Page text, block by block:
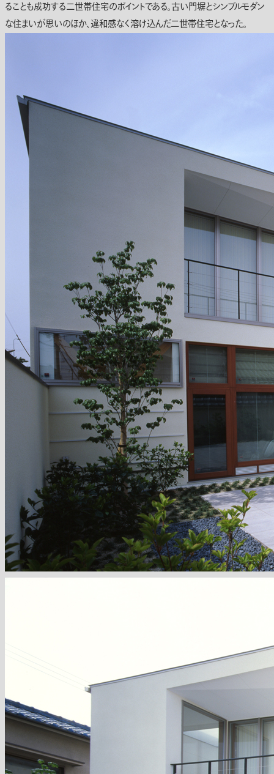
ることも成功する二世帯住宅のポイントである。古い門塀とシンプルモダン
な住まいが思いのほか、違和感なく溶け込んだ二世帯住宅となった。